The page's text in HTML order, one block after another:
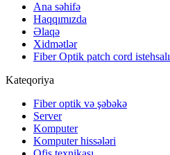
Ana səhifə
Haqqımızda
Əlaqə
Xidmətlər
Fiber Optik patch cord istehsalı
Kateqoriya
Fiber optik və şəbəkə
Server
Komputer
Komputer hissələri